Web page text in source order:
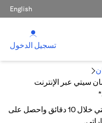
English
تسجيل الدخول
سيتي عبر الإنترنت